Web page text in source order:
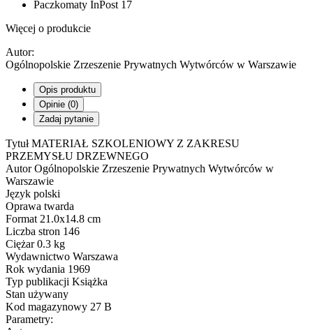
Paczkomaty InPost 17
Więcej o produkcie
Autor:
Ogólnopolskie Zrzeszenie Prywatnych Wytwórców w Warszawie
Opis produktu
Opinie (0)
Zadaj pytanie
Tytuł MATERIAŁ SZKOLENIOWY Z ZAKRESU
PRZEMYSŁU DRZEWNEGO
Autor Ogólnopolskie Zrzeszenie Prywatnych Wytwórców w
Warszawie
Język polski
Oprawa twarda
Format 21.0x14.8 cm
Liczba stron 146
Ciężar 0.3 kg
Wydawnictwo Warszawa
Rok wydania 1969
Typ publikacji Książka
Stan używany
Kod magazynowy 27 B
Parametry: